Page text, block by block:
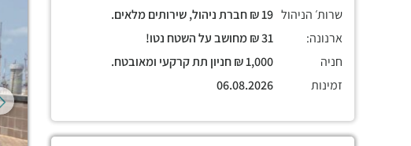
שרות׳ הניהול
ארנונה:
חניה
זמינות